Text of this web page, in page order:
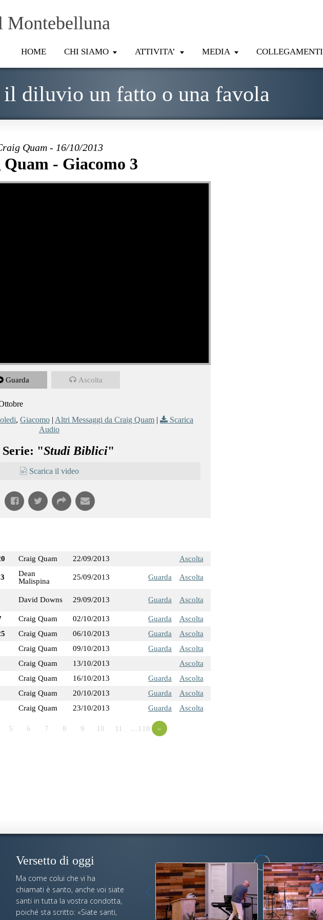
Montebelluna
HOME CHI SIAMO ATTIVITA’ MEDIA COLLEGAMENTI
diluvio un fatto o una favola
Quam - 16/10/2013
- Giacomo 3
Guarda Ascolta
, Giacomo | Altri Messaggi da Craig Quam |
Scarica
Audio
Serie: "Studi Biblici"
Scarica il video
Craig Quam 22/09/2013 Ascolta
Dean
Malispina
25/09/2013 Guarda Ascolta
David Downs 29/09/2013 Guarda Ascolta
Craig Quam 02/10/2013 Guarda
Ascolta
Craig Quam 06/10/2013 Guarda
Ascolta
Craig Quam 09/10/2013 Guarda
Ascolta
Craig Quam 13/10/2013
Ascolta
Craig Quam 16/10/2013 Guarda
Ascolta
Craig Quam 20/10/2013 Guarda
Ascolta
Craig Quam 23/10/2013 Guarda Ascolta
5 6 7 8 9 10 11 …118 »
Versetto di oggi
Ma come colui che vi ha
chiamati è santo, anche voi siate
santi in tutta la vostra condotta,
poiché sta scritto: «Siate santi,